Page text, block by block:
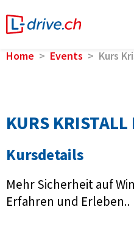
Home Events Kurs
KURS KRISTALL
Kursdetails
Mehr Sicherheit auf
Erfahren und Erleben..